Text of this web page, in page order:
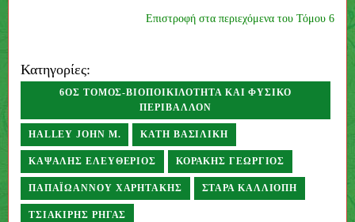
Επιστροφή στα περιεχόμενα του Τόμου 6
Κατηγορίες:
6ΟΣ ΤΌΜΟΣ-ΒΙΟΠΟΙΚΙΛΌΤΗΤΑ ΚΑΙ ΦΥΣΙΚΌ
ΠΕΡΙΒΆΛΛΟΝ
HALLEY JOHN M. ΚΑΤΉ ΒΑΣΙΛΙΚΉ
ΚΑΨΆΛΗΣ ΕΛΕΥΘΈΡΙΟΣ ΚΟΡΆΚΗΣ ΓΕΏΡΓΙΟΣ
ΠΑΠΑΪΩΑΝΝΟΥ ΧΑΡΗΤΆΚΗΣ ΣΤΆΡΑ ΚΑΛΛΙΌΠΗ
ΤΣΙΑΚΊΡΗΣ ΡΉΓΑΣ